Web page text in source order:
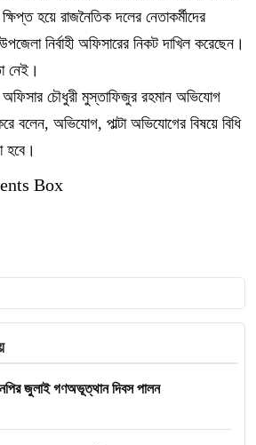
হয়ে রাজনৈতিক দলের নেতাকর্মীদের
নির্বাহী অফিসারের নিকট দাখিল করেছেন।
নেই।
অফিসার চৌধুরী মুস্তাফিজুর রহমান অভিযোগ
বলেন, অভিযোগ, পাল্টা অভিযোগের বিষয়ে বিধি
হবে।
Box
জুলাই গণঅভূত্থান দিবস পালন